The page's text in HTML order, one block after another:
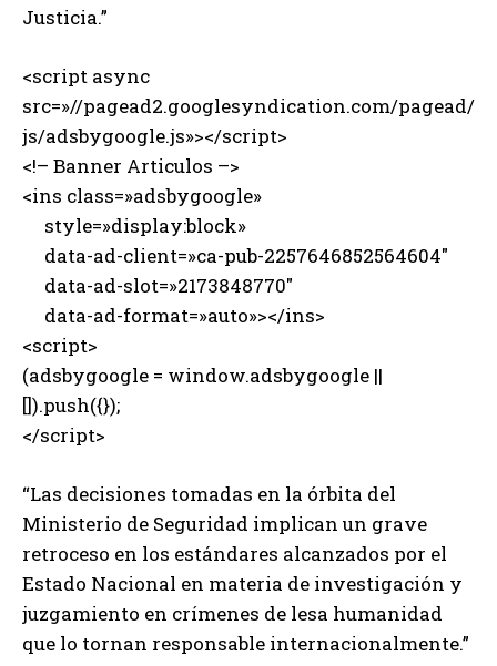
Justicia.”
<script async
src=»//pagead2.googlesyndication.com/pagead/
js/adsbygoogle.js»></script>
<!– Banner Articulos –>
<ins class=»adsbygoogle»
style=»display:block»
data-ad-client=»ca-pub-2257646852564604″
data-ad-slot=»2173848770″
data-ad-format=»auto»></ins>
<script>
(adsbygoogle = window.adsbygoogle ||
[]).push({});
</script>
“Las decisiones tomadas en la órbita del
Ministerio de Seguridad implican un grave
retroceso en los estándares alcanzados por el
Estado Nacional en materia de investigación y
juzgamiento en crímenes de lesa humanidad
que lo tornan responsable internacionalmente.”